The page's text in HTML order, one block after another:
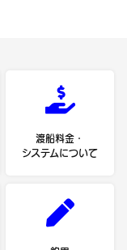
渡船料金・
システムについて